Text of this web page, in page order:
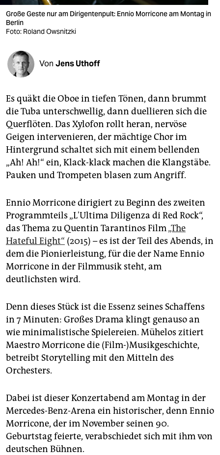
verlag
veranstaltungen
fragen & hilfe
abo
genossenschaft
epaper login
Große Geste nur am Dirigentenpult: Ennio Morricone am Montag in
Berlin
Foto: Roland Owsnitzki
Von Jens Uthoff
Es quäkt die Oboe in tiefen Tönen, dann brummt
die Tuba unterschwellig, dann duellieren sich die
Querflöten. Das Xylofon rollt heran, nervöse
Geigen intervenieren, der mächtige Chor im
Hintergrund schaltet sich mit einem bellenden
„Ah! Ah!“ ein, Klack-klack machen die Klangstäbe.
Pauken und Trompeten blasen zum Angriff.
Ennio Morricone dirigiert zu Beginn des zweiten
Programmteils „L'Ultima Diligenza di Red Rock“,
das Thema zu Quentin Tarantinos Film„The
Hateful Eight“ (2015) – es ist der Teil des Abends, in
dem die Pionierleistung, für die der Name Ennio
Morricone in der Filmmusik steht, am
deutlichsten wird.
Denn dieses Stück ist die Essenz seines Schaffens
in 7 Minuten: Großes Drama klingt genauso an
wie minimalistische Spielereien. Mühelos zitiert
Maestro Morricone die (Film-)Musikgeschichte,
betreibt Storytelling mit den Mitteln des
Orchesters.
Dabei ist dieser Konzertabend am Montag in der
Mercedes-Benz-Arena ein historischer, denn Ennio
Morricone, der im November seinen 90.
Geburtstag feierte, verabschiedet sich mit ihm von
deutschen Bühnen.